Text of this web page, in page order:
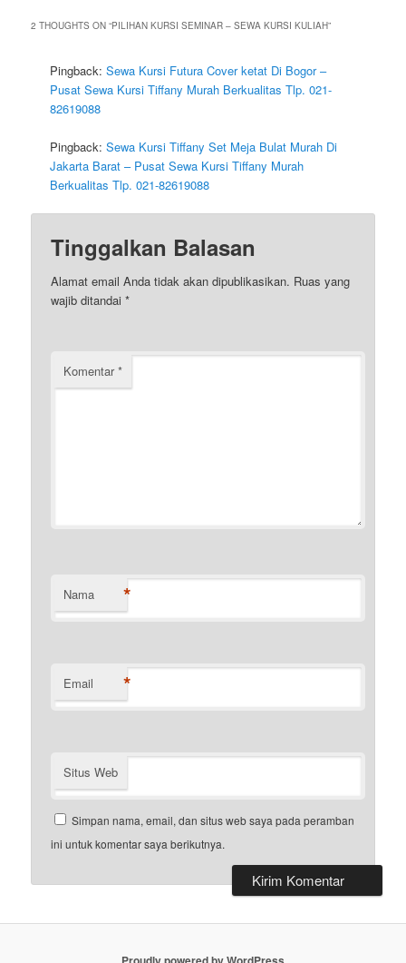
2 THOUGHTS ON “PILIHAN KURSI SEMINAR – SEWA KURSI KULIAH”
Pingback:Sewa Kursi Futura Cover ketat Di Bogor –
Pusat Sewa Kursi Tiffany Murah Berkualitas Tlp. 021-
82619088
Pingback:Sewa Kursi Tiffany Set Meja Bulat Murah Di
Jakarta Barat – Pusat Sewa Kursi Tiffany Murah
Berkualitas Tlp. 021-82619088
Tinggalkan Balasan
Alamat email Anda tidak akan dipublikasikan. Ruas yang
wajib ditandai*
Komentar*
Nama *
Email *
Situs Web
Simpan nama, email, dan situs web saya pada peramban
ini untuk komentar saya berikutnya.